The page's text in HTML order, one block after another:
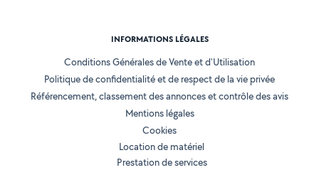
INFORMATIONS LÉGALES
Conditions Générales de Vente et d'Utilisation
Politique de confidentialité et de respect de la vie privée
Référencement, classement des annonces et contrôle des avis
Mentions légales
Cookies
Location de matériel
Prestation de services